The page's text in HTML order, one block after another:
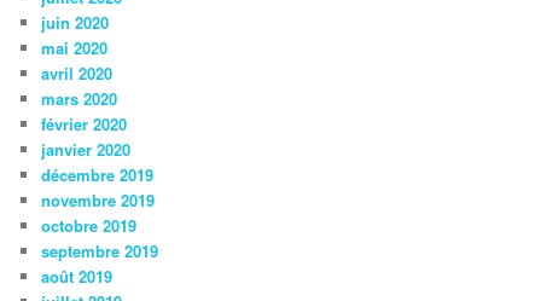
juin 2020
mai 2020
avril 2020
mars 2020
février 2020
janvier 2020
décembre 2019
novembre 2019
octobre 2019
septembre 2019
août 2019